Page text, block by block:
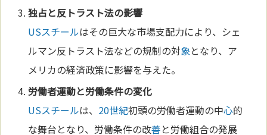
独占と反トラスト法の影響
USスチールはその巨大な市場支配力により、シェ
ルマン反トラスト法などの規制の対象となり、ア
メリカの経済政策に影響を与えた。
労働者運動と労働条件の変化
USスチールは、 20世紀初頭の労働者運動の中心的
な舞台となり、労働条件の改善と労働組合の発展